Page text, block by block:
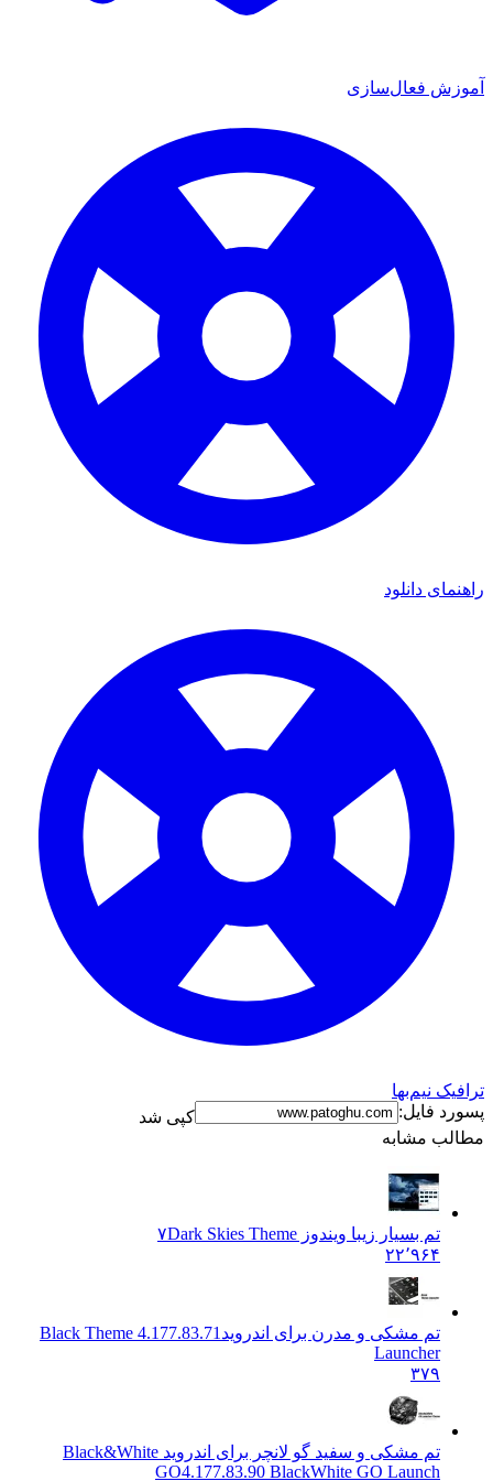
فعال‌سازی
دانلود
نیم‌بها
فایل:
کپی شد
مشابه
تم بسیار زیبا ویندوز ۷ Dark Skies Theme
۲۲٬۹۶۴
تم مشکی و مدرن برای اندروید
4.177.83.71 Black Theme
Launcher
تم مشکی و سفید گو لانچر برای اندروید Black&White
GO4.177.83.90 BlackWhite GO Launch